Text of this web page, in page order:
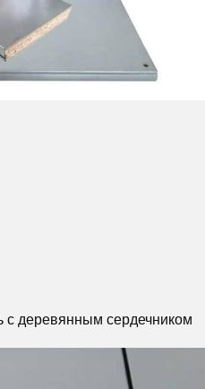
с деревянным сердечником